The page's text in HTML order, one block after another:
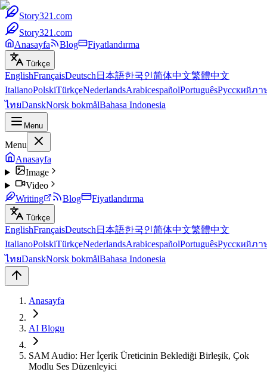
Story321.com
Story321.com
Anasayfa
Blog Fiyatlandırma
Türkçe
EnglishFrançaisDeutsch 日本語한국인简体中文繁體中文
ItalianoPolskiTürkçeNederlandsArabicespañolPortuguêsРусскийภา
ไทยDanskNorsk bokmålBahasa Indonesia
Menu
Menu
Anasayfa
Image
Video
Writing
Blog Fiyatlandırma
Türkçe
EnglishFrançaisDeutsch 日本語한국인简体中文繁體中文
ItalianoPolskiTürkçeNederlandsArabicespañolPortuguêsРусскийภา
ไทยDanskNorsk bokmålBahasa Indonesia
Anasayfa
AI Blogu
SAM Audio: Her İçerik Üreticinin Beklediği Birleşik, Çok
Modlu Ses Düzenleyici